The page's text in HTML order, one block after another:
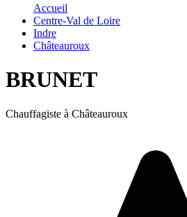
Accueil
Centre-Val de Loire
Indre
Châteauroux
BRUNET
Chauffagiste à Châteauroux